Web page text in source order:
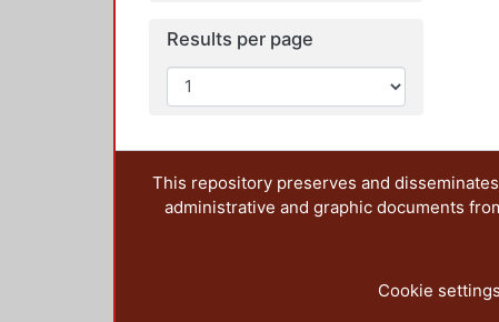
Results per page
This repository preserves and
administrative and graphic documents
Cookie settings